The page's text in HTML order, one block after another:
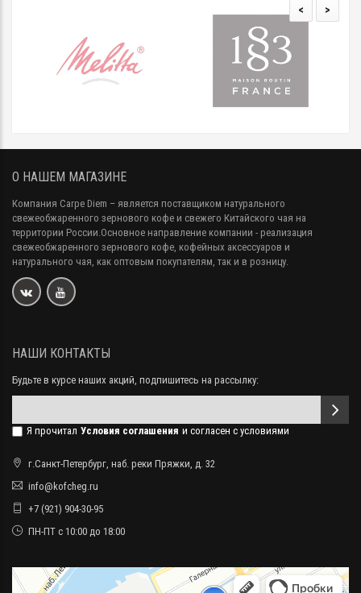
< >
О НАШЕМ МАГАЗИНЕ
Компания Carpe Diem – является поставщиком натурального
свежеобжаренного зернового кофе и свежего Китайского чая на
территории России.Основное направление компании - реализация
свежеобжаренного зернового кофе, кофейных аксессуаров и
натурального чая, как оптовым покупателям, так и в розницу.
НАШИ КОНТАКТЫ
Будьте в курсе наших акций, подпишитесь на рассылку:
Я прочитал Условия соглашения и согласен с условиями
г.Санкт-Петербург, наб. реки Пряжки, д. 32
info@kofcheg.ru
+7 (921) 904-30-95
ПН-ПТ с 10:00 до 18:00